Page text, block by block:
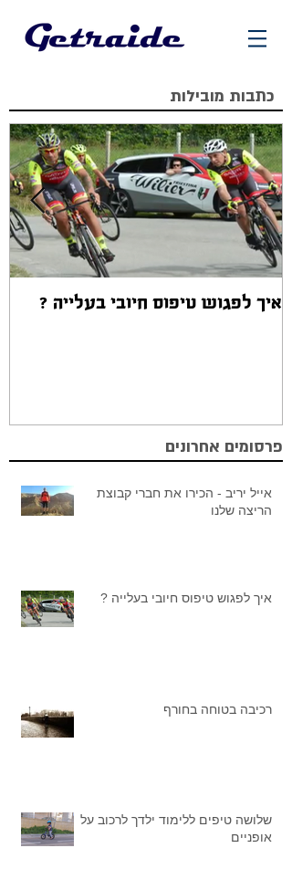
כתבות מובילות
איך לפגוש טיפוס חיובי בעלייה ?
פרסומים אחרונים
אייל יריב - הכירו את חברי קבוצת
הריצה שלנו
איך לפגוש טיפוס חיובי בעלייה ?
רכיבה בטוחה בחורף
שלושה טיפים ללימוד ילדך לרכוב על
אופניים